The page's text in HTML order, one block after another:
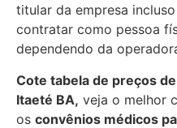
titular da empresa
contratar como pessoa
dependendo da
Cote tabela de preços
Itaeté BA, veja o melhor
os convênios médicos